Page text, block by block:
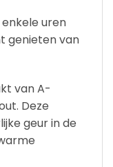
enkele uren
genieten van
van A-
Deze
geur in de